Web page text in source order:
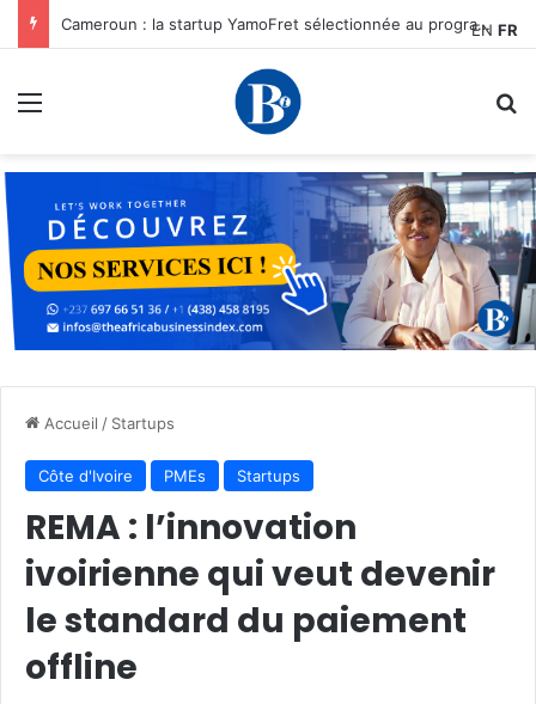
Cameroun : la startup YamoFret sélectionnée au programme HEC Challenge+ Afrique pour accélérer la transformation du fret en Afrique centrale
Menu
Accueil / Startups
Côte d'Ivoire PMEs Startups
REMA : l’innovation
ivoirienne qui veut devenir
le standard du paiement
offline
EN FR